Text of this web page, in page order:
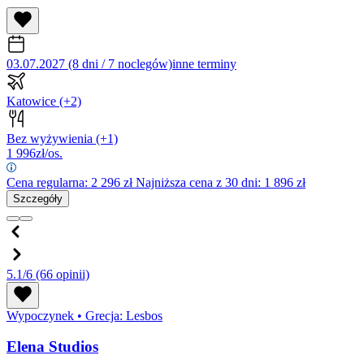
03.07.2027 (8 dni / 7 noclegów)inne terminy
Katowice (+2)
Bez wyżywienia (+1)
1 996zł/os.
Cena regularna: 2 296 złNajniższa cena z 30 dni: 1 896 zł
Szczegóły
5.1/6 (66 opinii)
Wypoczynek • Grecja: Lesbos
Elena Studios